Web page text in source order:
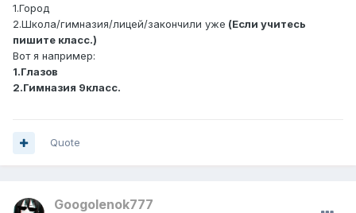
1.Город
2.Школа/гимназия/лицей/закончили уже (Если учитесь
пишите класс.)
Вот я например:
1.Глазов
2.Гимназия 9класс.
Quote
Googolenok777